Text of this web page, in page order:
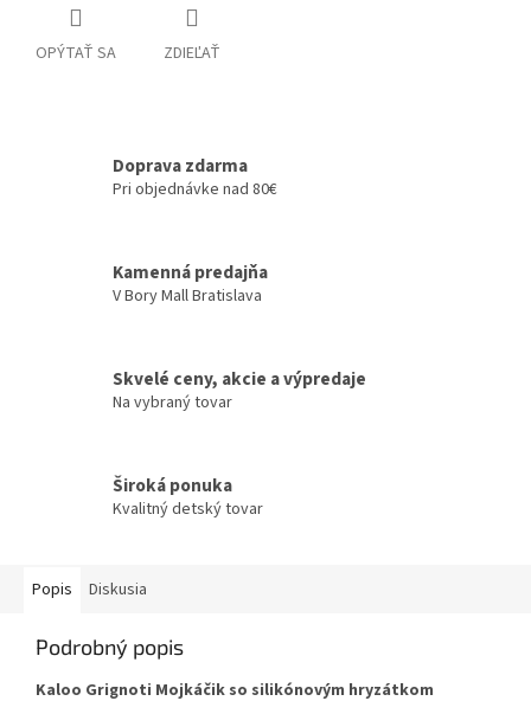
OPÝTAŤ SA ZDIEĽAŤ
Doprava zdarma
Pri objednávke nad 80€
Kamenná predajňa
V Bory Mall Bratislava
Skvelé ceny, akcie a výpredaje
Na vybraný tovar
Široká ponuka
Kvalitný detský tovar
Popis Diskusia
Podrobný popis
Kaloo Grignoti Mojkáčik so silikónovým hryzátkom